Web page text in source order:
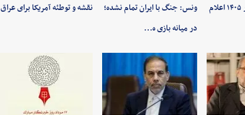
هدایای روز خبرنگار ۱۴۰۵ اعلام
ونس: جنگ با ایران تمام نشده؛
در میانه بازی ه…
نقشه و توطئه آمریکا برای عراق